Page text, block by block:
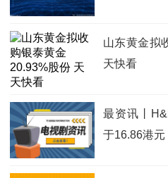
山东黄金拟
天快看
最资讯丨
于16.86港元